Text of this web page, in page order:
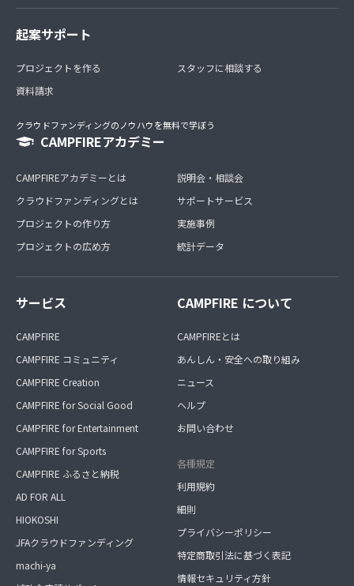
起案サポート
プロジェクトを作る
資料請求
スタッフに相談する
クラウドファンディングのノウハウを無料で学ぼう
CAMPFIREアカデミー
CAMPFIREアカデミーとは
クラウドファンディングとは
プロジェクトの作り方
プロジェクトの広め方
説明会・相談会
サポートサービス
実施事例
統計データ
サービス
CAMPFIRE
CAMPFIRE コミュニティ
CAMPFIRE Creation
CAMPFIRE for Social Good
CAMPFIRE for Entertainment
CAMPFIRE for Sports
CAMPFIRE ふるさと納税
AD FOR ALL
HIOKOSHI
JFAクラウドファンディング
machi-ya
CAMPFIRE について
CAMPFIREとは
あんしん・安全への取り組み
ニュース
ヘルプ
お問い合わせ
各種規定
利用規約
細則
プライバシーポリシー
特定商取引法に基づく表記
情報セキュリティ方針